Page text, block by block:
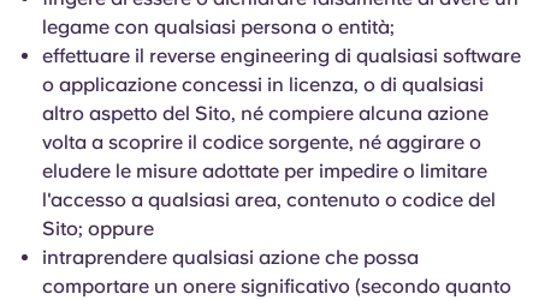
legame con qualsiasi persona o entità;
effettuare il reverse engineering di qualsiasi software
o applicazione concessi in licenza, o di qualsiasi
altro aspetto del Sito, né compiere alcuna azione
volta a scoprire il codice sorgente, né aggirare o
eludere le misure adottate per impedire o limitare
l'accesso a qualsiasi area, contenuto o codice del
Sito; oppure
intraprendere qualsiasi azione che possa
comportare un onere significativo (secondo quanto